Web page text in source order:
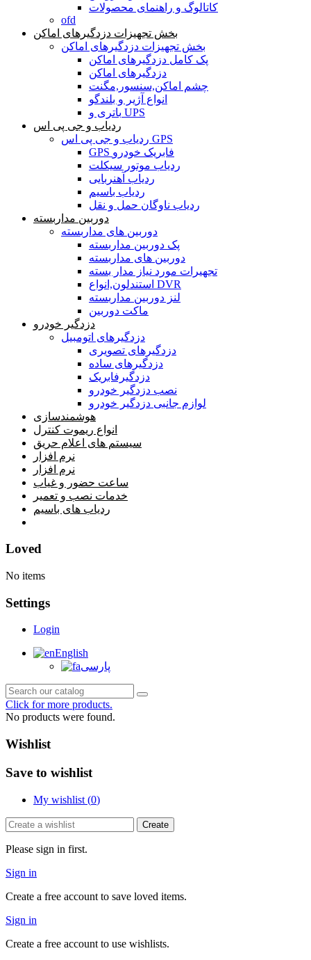
کاتالوگ و راهنمای محصولات
ofd
بخش تجهیزات دزدگیرهای اماکن
بخش تجهیزات دزدگیرهای اماکن
پک کامل دزدگیرهای اماکن
دزدگیرهای اماکن
چشم اماکن,سنسور,مگنت
انواع آژیر و بلندگو
باتری و UPS
ردیاب و جی پی اس
ردیاب و جی پی اس GPS
GPS فابریک خودرو
ردیاب موتور سیکلت
ردیاب آهنربایی
ردیاب باسیم
ردیاب ناوگان حمل و نقل
دوربین مداربسته
دوربین های مداربسته
پک دوربین مداربسته
دوربین های مداربسته
تجهیرات مورد نیاز مدار بسته
استندلون,انواع DVR
لنز دوربین مداربسته
ماکت دوربین
دزدگیر خودرو
دزدگیرهای اتومبیل
دزدگیرهای تصویری
دزدگیرهای ساده
دزدگیرفابریک
نصب دزدگیر خودرو
لوازم جانبی دزدگیر خودرو
هوشمندسازی
انواع ریموت کنترل
سیستم های اعلام حریق
نرم افزار
نرم افزار
ساعت حضور و غیاب
خدمات نصب و تعمیر
ردیاب های باسیم
Loved
No items
Settings
Login
English
پارسی
Click for more products.
No products were found.
Wishlist
Save to wishlist
My wishlist (0)
Create
Please sign in first.
Sign in
Create a free account to save loved items.
Sign in
Create a free account to use wishlists.